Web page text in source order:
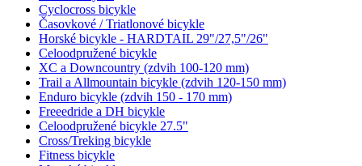
Cyclocross bicykle
Časovkové / Triatlonové bicykle
Horské bicykle - HARDTAIL 29"/27,5"/26"
Celoodpružené bicykle
XC a Downcountry (zdvih 100-120 mm)
Trail a Allmountain bicykle (zdvih 120-150 mm)
Enduro bicykle (zdvih 150 - 170 mm)
Freeedride a DH bicykle
Celoodpružené bicykle 27.5"
Cross/Treking bicykle
Fitness bicykle